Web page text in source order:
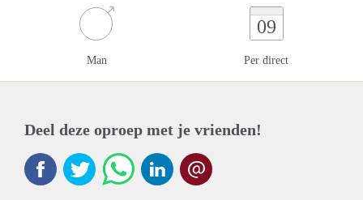
Man
09
Per direct
Deel deze oproep met je vrienden!